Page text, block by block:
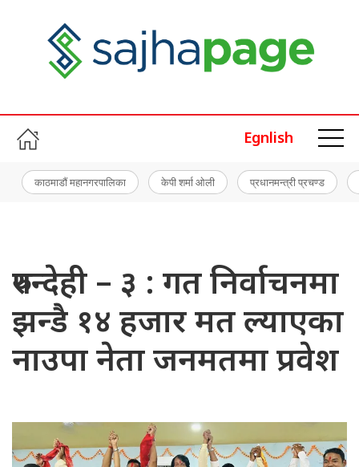
Egnlish
काठमाडौं महानगरपालिका केपी शर्मा ओली प्रधानमन्त्री प्रचण्ड
रुपन्देही – ३ : गत निर्वाचनमा
झन्डै १४ हजार मत ल्याएका
नाउपा नेता जनमतमा प्रवेश